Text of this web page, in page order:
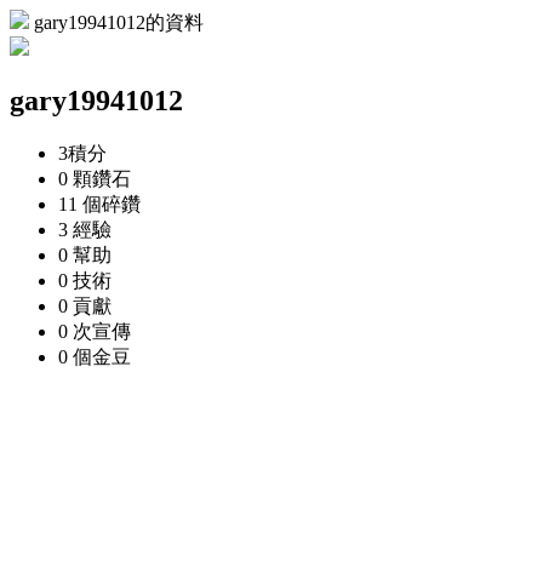
gary19941012的資料
gary19941012
3積分
0 顆鑽石
11 個碎鑽
3 經驗
0 幫助
0 技術
0 貢獻
0 次宣傳
0 個金豆